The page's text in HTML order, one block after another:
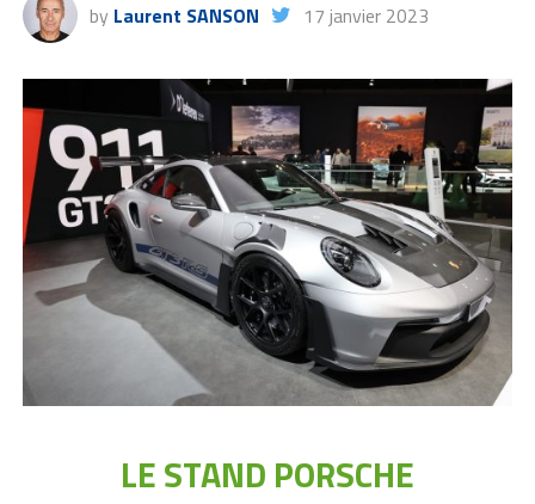
by Laurent SANSON 17 janvier 2023
LE STAND PORSCHE